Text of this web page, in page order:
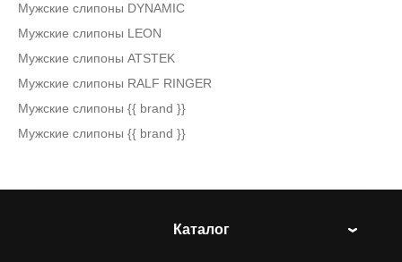
Мужские слипоны DYNAMIC
Мужские слипоны LEON
Мужские слипоны ATSTEK
Мужские слипоны RALF RINGER
Мужские слипоны {{ brand }}
Мужские слипоны {{ brand }}
Каталог